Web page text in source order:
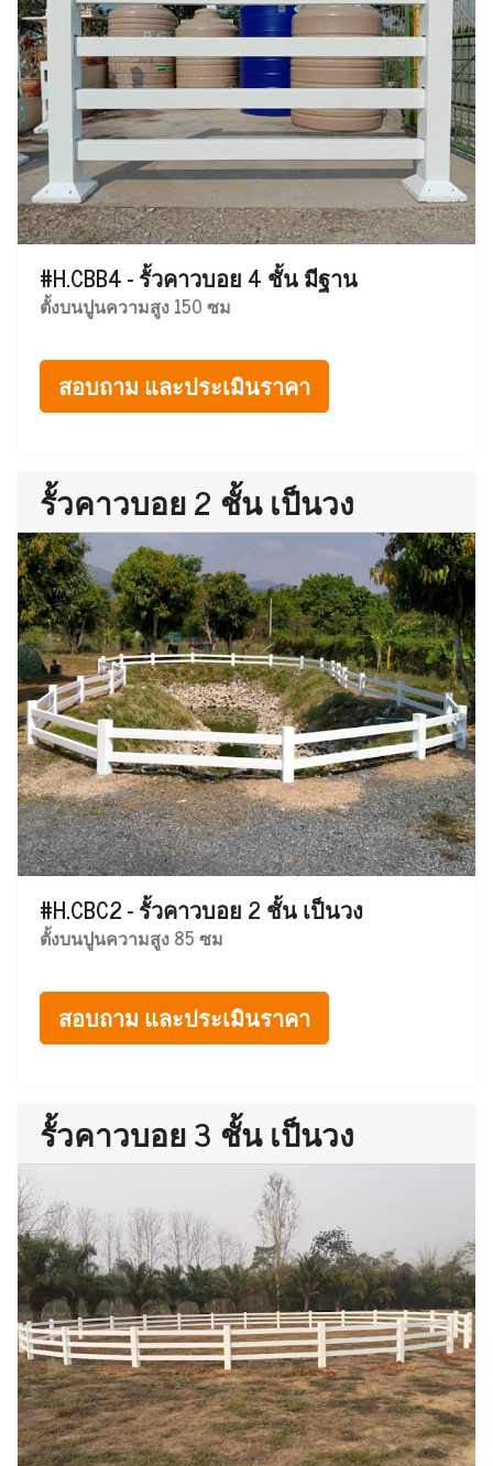
#H.CBB4 - รั้วคาวบอย 4 ชั้น มีฐาน
ตั้งบนปูนความสูง 150 ซม
สอบถาม และประเมินราคา
รั้วคาวบอย 2 ชั้น เป็นวง
#H.CBC2 - รั้วคาวบอย 2 ชั้น เป็นวง
ตั้งบนปูนความสูง 85 ซม
สอบถาม และประเมินราคา
รั้วคาวบอย 3 ชั้น เป็นวง